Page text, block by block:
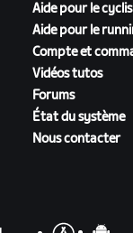
Aide pour le
Aide pour le
Compte et
Vidéos tutos
Forums
État du système
Nous contacter